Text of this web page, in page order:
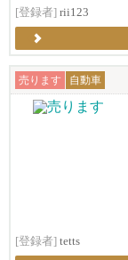
[登録者] rii123
売ります 自動車
[登録者] tetts